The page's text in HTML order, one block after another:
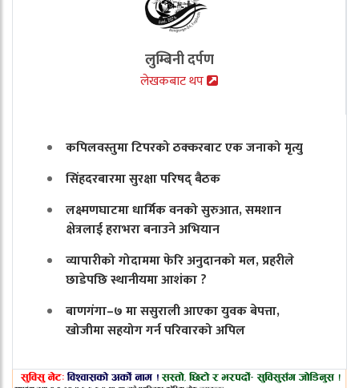
लुम्बिनी दर्पण
लेखकबाट थप
कपिलवस्तुमा टिपरको ठक्करबाट एक जनाको मृत्यु
सिंहदरबारमा सुरक्षा परिषद् बैठक
लक्ष्मणघाटमा धार्मिक वनको सुरुआत, समशान
क्षेत्रलाई हराभरा बनाउने अभियान
व्यापारीको गोदाममा फेरि अनुदानको मल, प्रहरीले
छाडेपछि स्थानीयमा आशंका ?
बाणगंगा–७ मा ससुराली आएका युवक बेपत्ता,
खोजीमा सहयोग गर्न परिवारको अपिल